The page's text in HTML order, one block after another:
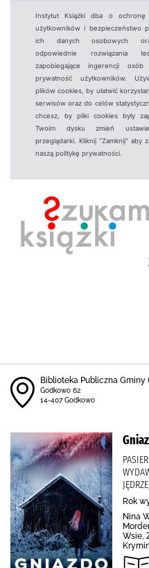
Instytut Książki dba o ochronę
użytkowników i bezpieczeństwo
ich danych osobowych
odpowiednie rozwiązania
zapobiegające ingerencji
prywatność użytkowników.
plików cookies, by ułatwić
serwisów oraz do celów
chcesz, by pliki cookies były
Twoim dysku zmień
przeglądarki. Kliknij "Zamknij" aby
naszą politykę prywatności.
Biblioteka Publiczna Gminy
Godkowo 62
14-407 Godkowo
Rok
Nina
Wsie,